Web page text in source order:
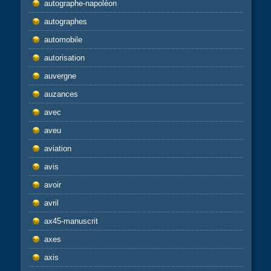
autographe-napoléon
autographes
automobile
autorisation
auvergne
auzances
avec
aveu
aviation
avis
avoir
avril
ax45-manuscrit
axes
axis